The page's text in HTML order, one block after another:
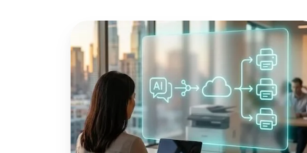
la
petición
a
la
impresión:
Desarrollo